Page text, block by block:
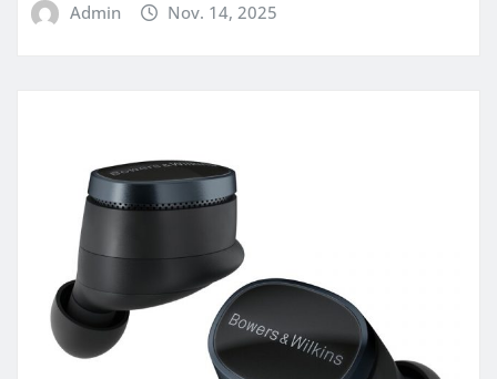
Admin Nov. 14, 2025